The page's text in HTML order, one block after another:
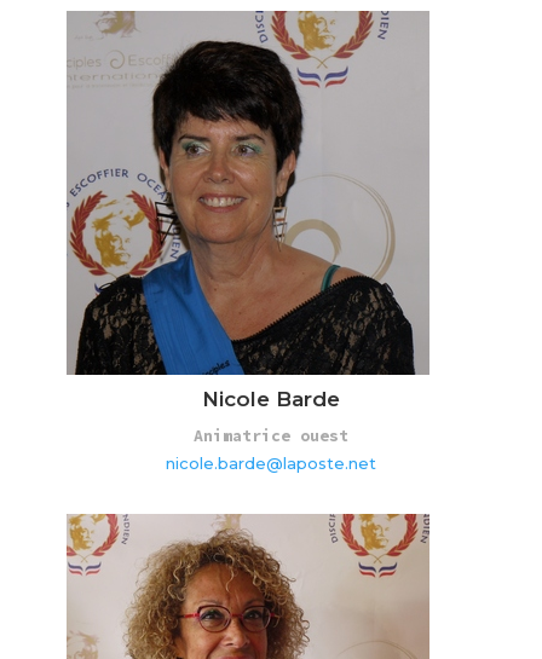
Nicole Barde
Animatrice ouest
nicole.barde@laposte.net